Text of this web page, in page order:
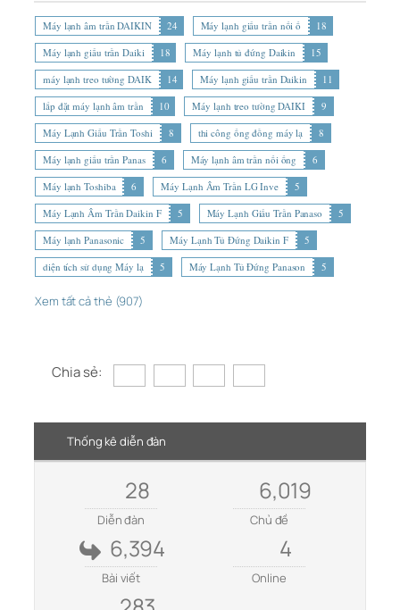
Máy lạnh âm trần DAIKIN 24 Máy lạnh giấu trần nối ố
18
Máy lạnh giấu trần Daiki
18 Máy lạnh tủ đứng Daikin
15
máy lạnh treo tường DAIK
14 Máy lạnh giấu trần Daikin
11
lắp đặt máy lạnh âm trần
10 Máy lạnh treo tường DAIKI
9
Máy Lạnh Giấu Trần Toshi
8 thi công ống đồng máy lạ
8
Máy lạnh giấu trần Panas
6 Máy lạnh âm trần nối ống
6
Máy lạnh Toshiba
6 Máy Lạnh Âm Trần LG Inve
5
Máy Lạnh Âm Trần Daikin F
5 Máy Lạnh Giấu Trần Panaso
5
Máy lạnh Panasonic
5 Máy Lạnh Tủ Đứng Daikin F
5
diện tích sử dụng Máy lạ
5 Máy Lạnh Tủ Đứng Panason 5
Xem tất cả thẻ (907)
Chia sẻ:
Thống kê diễn đàn
28
Diễn đàn
6,019
Chủ đề
6,394
Bài viết
4
Online